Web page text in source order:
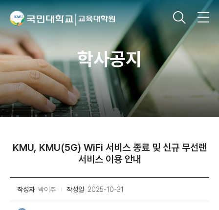
학사공지
KMU, KMU(5G) WiFi 서비스 종료 및 신규 무선랜
서비스 이용 안내
작성자 박이주 작성일 2025-10-31